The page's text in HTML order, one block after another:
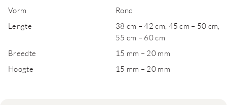
Vorm
Rond
Lengte
38 cm – 42 cm, 45 cm – 50 cm,
55 cm – 60 cm
Breedte
15 mm – 20 mm
Hoogte
15 mm – 20 mm